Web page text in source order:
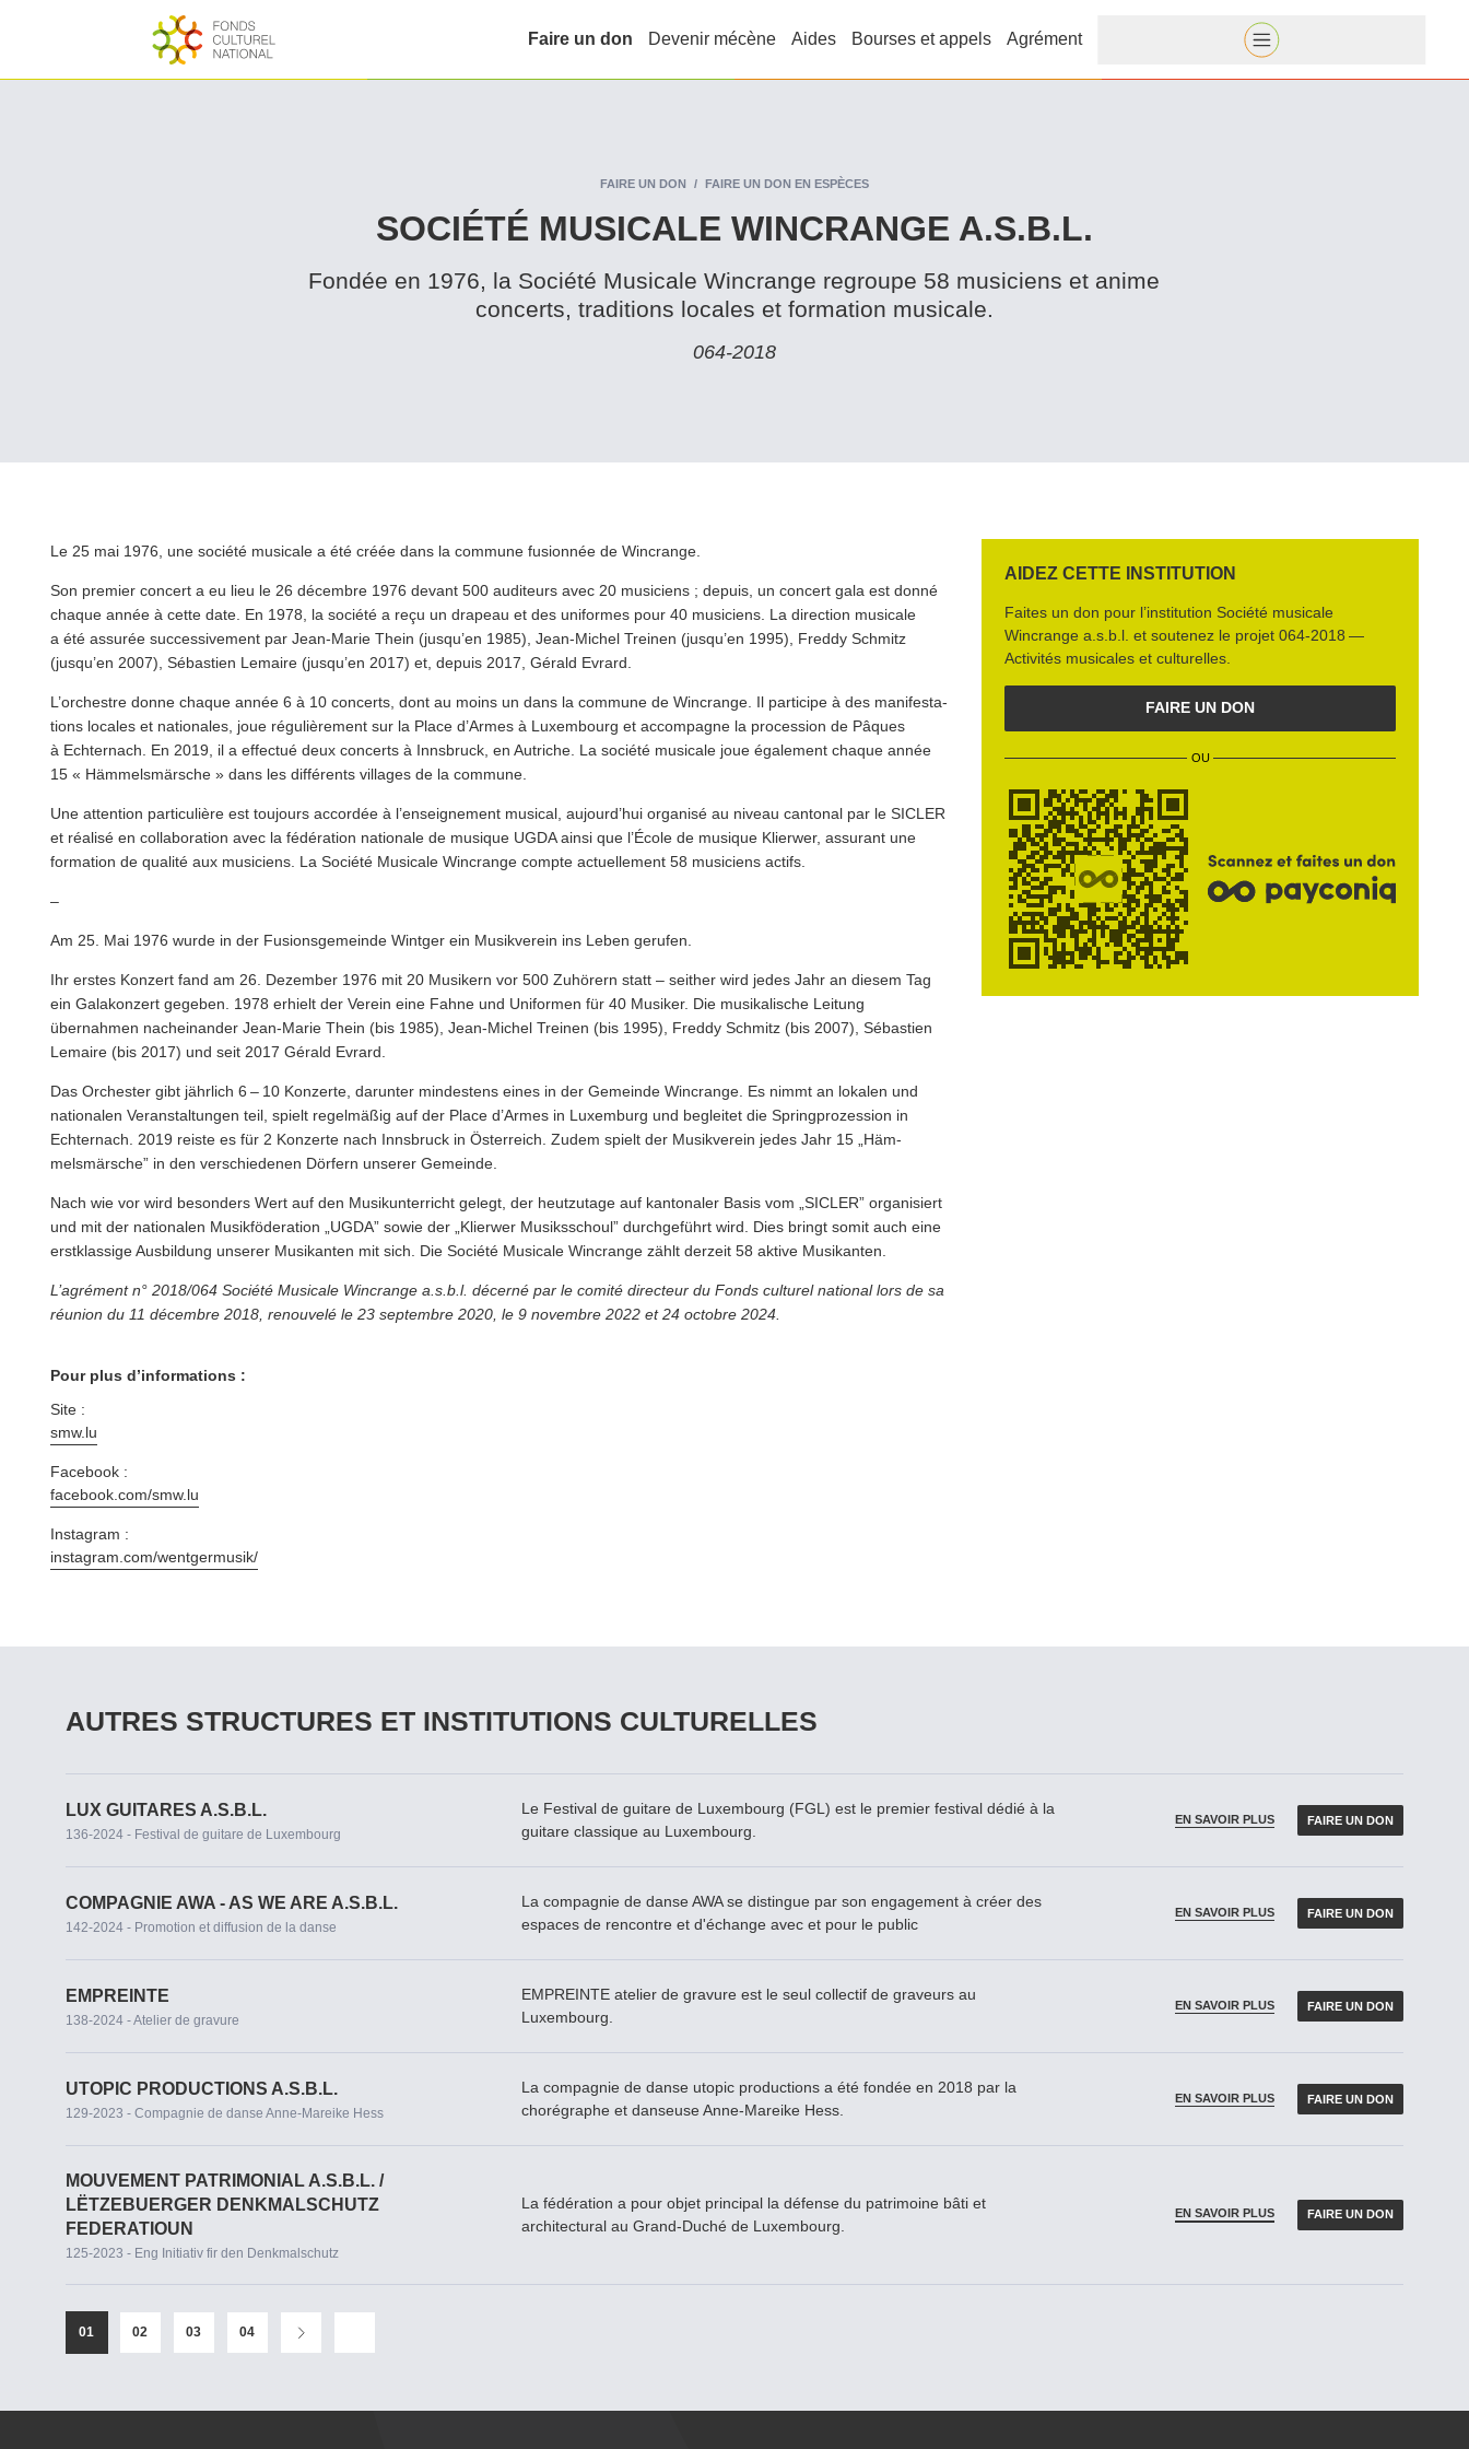
Faire un don Devenir mécène Aides Bourses et appels Agrément
FAIRE UN DON FAIRE UN DON EN ESPÈCES
SOCIÉTÉ MUSICALE WINCRANGE A.S.B.L.
Fondée en 1976, la Société Musicale Wincrange regroupe 58 musiciens et anime
concerts, traditions locales et formation musicale.
064‑2018
Le 25 mai 1976, une société musicale a été créée dans la commune fusionnée de Wincrange.
Son premier concert a eu lieu le 26 décembre 1976 devant 500 auditeurs avec 20 musiciens ; depuis, un concert gala est donné
chaque année à cette date. En 1978, la société a reçu un drapeau et des uniformes pour 40 musiciens. La direction musicale
a été assurée suc­ces­sive­ment par Jean-Marie Thein (jusqu’en 1985), Jean-Michel Treinen (jusqu’en 1995), Freddy Schmitz
(jusqu’en 2007), Sébastien Lemaire (jusqu’en 2017) et, depuis 2017, Gérald Evrard.
L’orchestre donne chaque année 6 à 10 concerts, dont au moins un dans la commune de Wincrange. Il participe à des man­i­fes­ta­
tions locales et nationales, joue régulière­ment sur la Place d’Armes à Luxembourg et accompagne la procession de Pâques
à Echternach. En 2019, il a effectué deux concerts à Innsbruck, en Autriche. La société musicale joue également chaque année
15 « Häm­melsmärsche » dans les différents villages de la commune.
Une attention par­ti­c­ulière est toujours accordée à l’enseignement musical, aujourd’hui organisé au niveau cantonal par le SICLER
et réalisé en col­lab­o­ra­tion avec la fédération nationale de musique UGDA ainsi que l’École de musique Klierwer, assurant une
formation de qualité aux musiciens. La Société Musicale Wincrange compte actuelle­ment 58 musiciens actifs.
–
Am 25. Mai 1976 wurde in der Fusion­s­ge­meinde Wintger ein Musikverein ins Leben gerufen.
Ihr erstes Konzert fand am 26. Dezember 1976 mit 20 Musikern vor 500 Zuhörern statt – seither wird jedes Jahr an diesem Tag
ein Galakonzert gegeben. 1978 erhielt der Verein eine Fahne und Uniformen für 40 Musiker. Die musikalis­che Leitung
übernahmen nacheinan­der Jean-Marie Thein (bis 1985), Jean-Michel Treinen (bis 1995), Freddy Schmitz (bis 2007), Sébastien
Lemaire (bis 2017) und seit 2017 Gérald Evrard.
Das Orchester gibt jährlich 6 – 10 Konzerte, darunter mindestens eines in der Gemeinde Wincrange. Es nimmt an lokalen und
nationalen Ver­anstal­tun­gen teil, spielt regelmäßig auf der Place d’Armes in Luxemburg und begleitet die Spring­prozes­sion in
Echternach. 2019 reiste es für 2 Konzerte nach Innsbruck in Österreich. Zudem spielt der Musikverein jedes Jahr 15
Häm­
melsmärsche” in den ver­schiede­nen Dörfern unserer Gemeinde.
Nach wie vor wird besonders Wert auf den Musikun­ter­richt gelegt, der heutzutage auf kantonaler Basis vom
SICLER” organisiert
und mit der nationalen Musik­föder­a­tion
UGDA” sowie der
Klierwer Musikss­choul” durchge­führt wird. Dies bringt somit auch eine
erstk­las­sige Ausbildung unserer Musikanten mit sich. Die Société Musicale Wincrange zählt derzeit 58 aktive Musikanten.
L’agrément n° 2018/064 Société Musicale Wincrange a.s.b.l. décerné par le comité directeur du Fonds culturel national lors de sa
réunion du 11 décembre 2018, renouvelé le 23 septembre 2020, le 9 novembre 2022 et 24 octobre 2024.
Pour plus d’informations :
Site :
smw​.lu
Facebook :
facebook​.com/​s​mw.lu
Instagram :
instagram​.com/​w​e​n​t​g​e​r​m​usik/
AIDEZ CETTE INSTITUTION
Faites un don pour l’institution Société musicale
Wincrange a.s.b.l. et soutenez le projet064‑2018 —
Activités musicales et culturelles
FAIRE UN DON
OU
AUTRES STRUCTURES ET INSTITUTIONS CULTURELLES
LUX GUITARES A.S.B.L.
136-2024 - Festival de guitare de Luxembourg
Le Festival de guitare de Luxembourg (FGL) est le premier festival dédié à la
guitare classique au Luxembourg.
EN SAVOIR PLUS FAIRE UN DON
COMPAGNIE AWA - AS WE ARE A.S.B.L.
142-2024 - Promotion et diffusion de la danse
La compagnie de danse AWA se distingue par son engagement à créer des
espaces de rencontre et d'échange avec et pour le public
EN SAVOIR PLUS FAIRE UN DON
EMPREINTE
138-2024 - Atelier de gravure
EMPREINTE atelier de gravure est le seul collectif de graveurs au
Luxembourg.
EN SAVOIR PLUS FAIRE UN DON
UTOPIC PRODUCTIONS A.S.B.L.
129-2023 - Compagnie de danse Anne-Mareike Hess
La compagnie de danse utopic productions a été fondée en 2018 par la
chorégraphe et danseuse Anne-Mareike Hess.
EN SAVOIR PLUS FAIRE UN DON
MOUVEMENT PATRIMONIAL A.S.B.L. /
LËTZEBUERGER DENKMALSCHUTZ
FEDERATIOUN
125-2023 - Eng Initiativ fir den Denkmalschutz
La fédération a pour objet principal la défense du patrimoine bâti et
architectural au Grand-­Duché de Luxembourg.
EN SAVOIR PLUS FAIRE UN DON
01 02 03 04